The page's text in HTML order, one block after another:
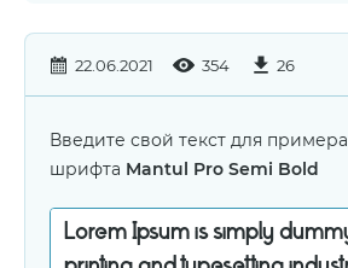
22.06.2021 354 26
Введите свой текст для примера
шрифта Mantul Pro Semi Bold